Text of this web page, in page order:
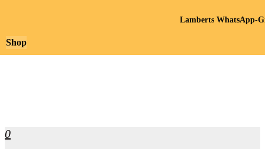
0
Shop
Lamberts WhatsApp-